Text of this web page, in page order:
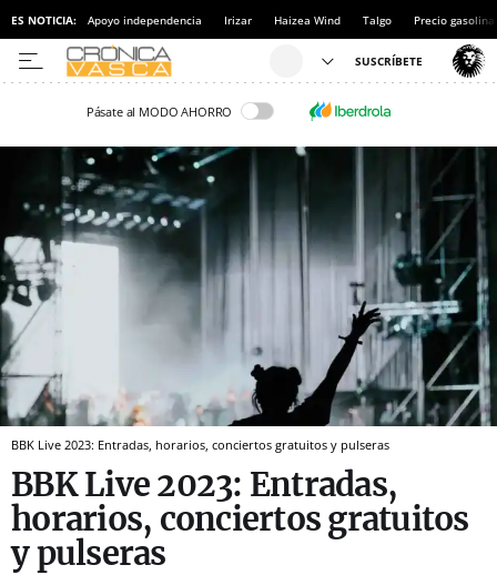
ES NOTICIA: Apoyo independencia Irizar Haizea Wind Talgo Precio gasolina
Pásate al MODO AHORRO
BBK Live 2023: Entradas, horarios, conciertos gratuitos y pulseras
BBK Live 2023: Entradas,
horarios, conciertos gratuitos
y pulseras